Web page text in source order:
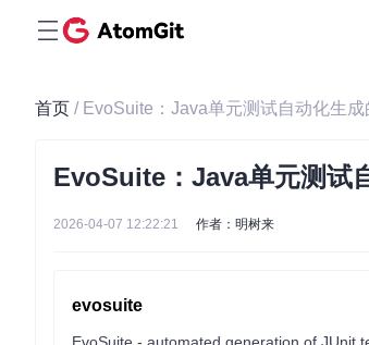
首页 / EvoSuite：Java单元测试自动化生
EvoSuite：Java单元测试
2026-04-07 12:22:21 作者：明树来
evosuite